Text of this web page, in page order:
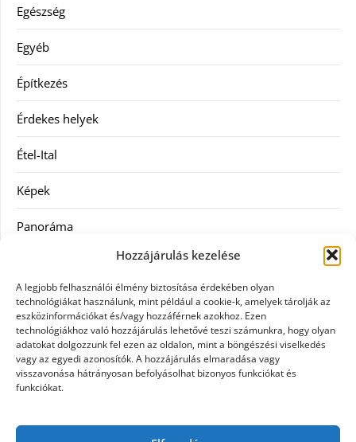
Hozzájárulás kezelése
A legjobb felhasználói élmény biztosítása érdekében olyan
technológiákat használunk, mint például a cookie-k, amelyek tárolják az
eszközinformációkat és/vagy hozzáférnek azokhoz. Ezen
technológiákhoz való hozzájárulás lehetővé teszi számunkra, hogy olyan
adatokat dolgozzunk fel ezen az oldalon, mint a böngészési viselkedés
vagy az egyedi azonosítók. A hozzájárulás elmaradása vagy
visszavonása hátrányosan befolyásolhat bizonyos funkciókat és
funkciókat.
Egészség
Egyéb
Építkezés
Érdekes helyek
Étel-Ital
Képek
Panoráma
Szolgáltatás
Vásárlás
Webáruházak